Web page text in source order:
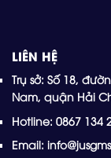
LIÊN HỆ
Trụ sở: Số 18,
Nam, quận Hải
Hotline: 0867 134
Email: